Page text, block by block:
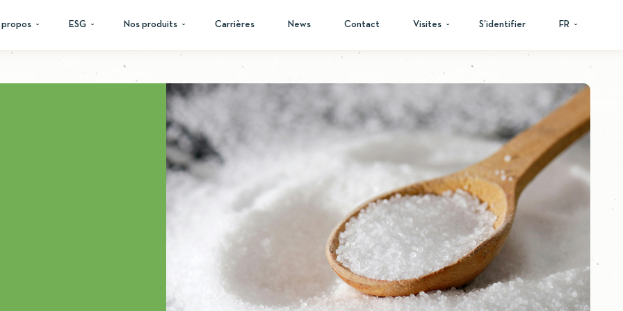
propos ESG Nos produits Carrières News Contact Visites S’identifier FR